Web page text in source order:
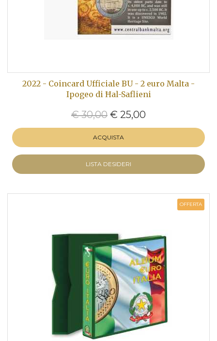
2022 - Coincard Ufficiale BU - 2 euro Malta -
Ipogeo di Ħal-Saflieni
€ 30,00 € 25,00
ACQUISTA
LISTA DESIDERI
OFFERTA